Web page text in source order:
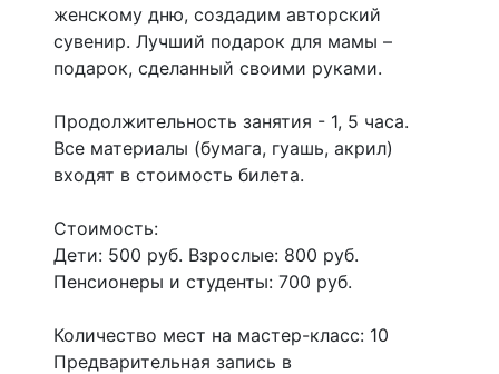
женскому дню, создадим авторский
сувенир. Лучший подарок для мамы –
подарок, сделанный своими руками.
Продолжительность занятия - 1, 5 часа.
Все материалы (бумага, гуашь, акрил)
входят в стоимость билета.
Стоимость:
Дети: 500 руб. Взрослые: 800 руб.
Пенсионеры и студенты: 700 руб.
Количество мест на мастер-класс: 10
Предварительная запись в